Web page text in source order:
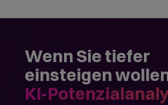
Wenn Sie tiefer
einsteigen
KI-